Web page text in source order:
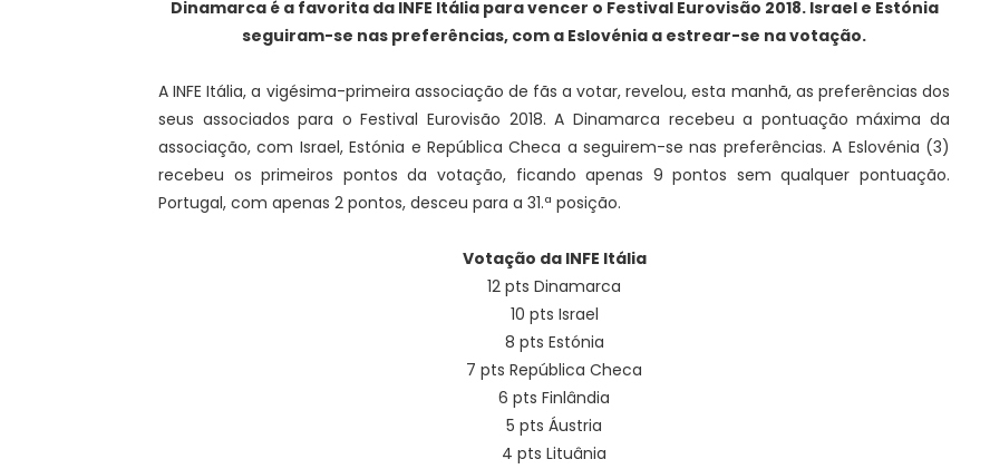
Dinamarca é a favorita da INFE Itália para vencer o Festival Eurovisão 2018. Israel e Estónia
seguiram-se nas preferências, com a Eslovénia a estrear-se na votação.
A INFE Itália, a vigésima-primeira associação de fãs a votar, revelou, esta manhã, as preferências dos
seus associados para o Festival Eurovisão 2018. A Dinamarca recebeu a pontuação máxima da
associação, com Israel, Estónia e República Checa a seguirem-se nas preferências. A Eslovénia (3)
recebeu os primeiros pontos da votação, ficando apenas 9 pontos sem qualquer pontuação.
Portugal, com apenas 2 pontos, desceu para a 31.ª posição.
Votação da INFE Itália
12 pts Dinamarca
10 pts Israel
8 pts Estónia
7 pts República Checa
6 pts Finlândia
5 pts Áustria
4 pts Lituânia